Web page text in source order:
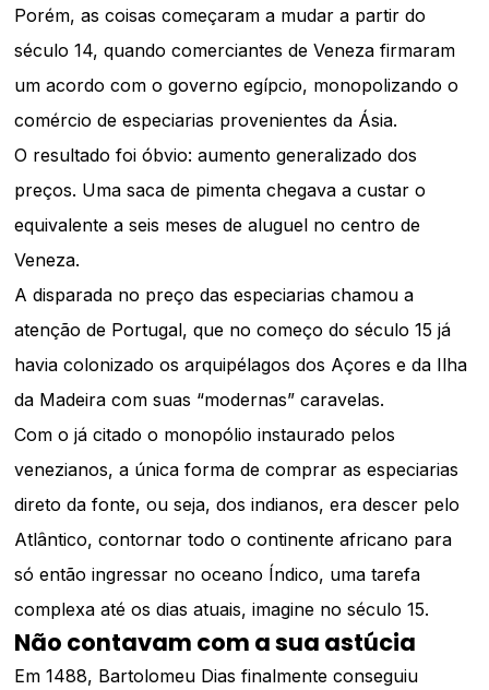
Porém, as coisas começaram a mudar a partir do
século 14, quando comerciantes de Veneza firmaram
um acordo com o governo egípcio, monopolizando o
comércio de especiarias provenientes da Ásia.
O resultado foi óbvio: aumento generalizado dos
preços. Uma saca de pimenta chegava a custar o
equivalente a seis meses de aluguel no centro de
Veneza.
A disparada no preço das especiarias chamou a
atenção de Portugal, que no começo do século 15 já
havia colonizado os arquipélagos dos Açores e da Ilha
da Madeira com suas “modernas” caravelas.
Com o já citado o monopólio instaurado pelos
venezianos, a única forma de comprar as especiarias
direto da fonte, ou seja, dos indianos, era descer pelo
Atlântico, contornar todo o continente africano para
só então ingressar no oceano Índico, uma tarefa
complexa até os dias atuais, imagine no século 15.
Não contavam com a sua astúcia
Em 1488, Bartolomeu Dias finalmente conseguiu